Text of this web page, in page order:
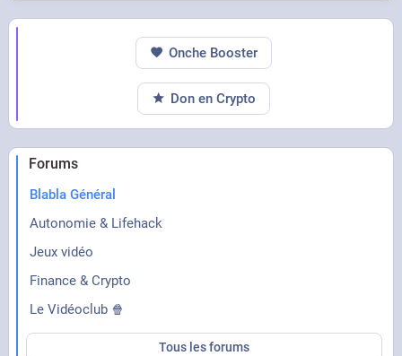
Forums
Blabla Général
Autonomie & Lifehack
Jeux vidéo
Finance & Crypto
Le Vidéoclub 🍿
Tous les forums
Onche Booster
Don en Crypto